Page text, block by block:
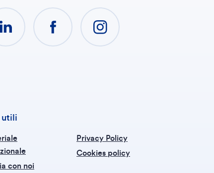
utili
con noi
Privacy Policy
Cookies policy